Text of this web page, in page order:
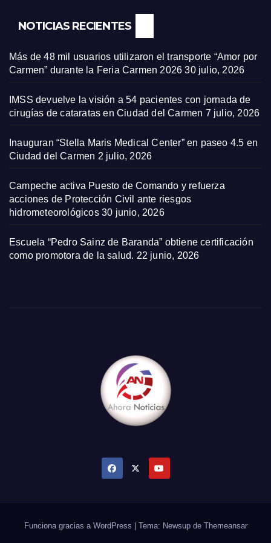
NOTICIAS RECIENTES
Más de 48 mil usuarios utilizaron el transporte “Amor por
Carmen” durante la Feria Carmen 2026 30 julio, 2026
IMSS devuelve la visión a 54 pacientes con jornada de
cirugías de cataratas en Ciudad del Carmen 7 julio, 2026
Inauguran “Stella Maris Medical Center” en paseo 4.5 en
Ciudad del Carmen 2 julio, 2026
Campeche activa Puesto de Comando y refuerza
acciones de Protección Civil ante riesgos
hidrometeorológicos 30 junio, 2026
Escuela “Pedro Sainz de Baranda” obtiene certificación
como promotora de la salud. 22 junio, 2026
Funciona gracias a WordPress Tema: Newsup de Themeansar